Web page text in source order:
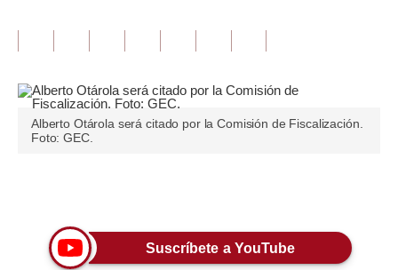
Opinión
Editorial
Pregunta de hoy
Lujo
Alberto Otárola será citado por la Comisión de Fiscalización.
Foto: GEC.
Suscríbete a YouTube